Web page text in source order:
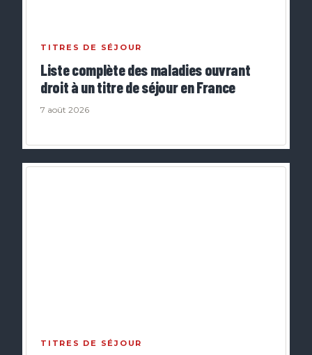
TITRES DE SÉJOUR
Liste complète des maladies ouvrant
droit à un titre de séjour en France
7 août 2026
TITRES DE SÉJOUR